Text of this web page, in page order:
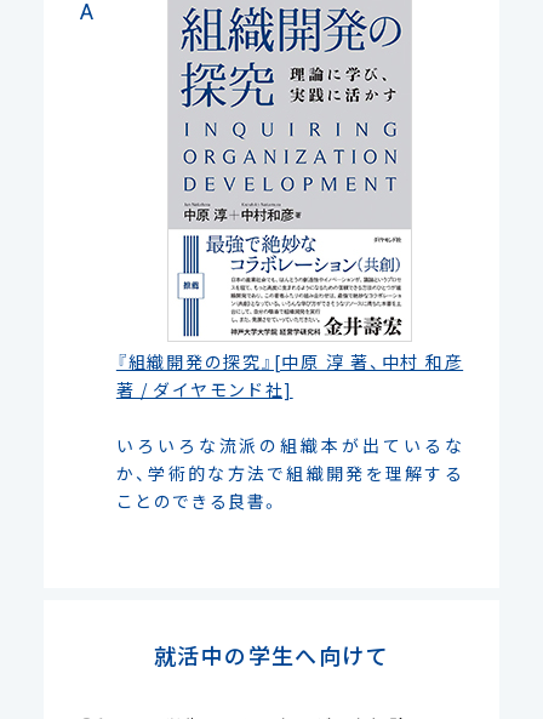
『組織開発の探究』[中原 淳 著、中村 和彦
著 / ダイヤモンド社]
いろいろな流派の組織本が出ているな
か、学術的な方法で組織開発を理解する
ことのできる良書。
就活中の学生へ向けて